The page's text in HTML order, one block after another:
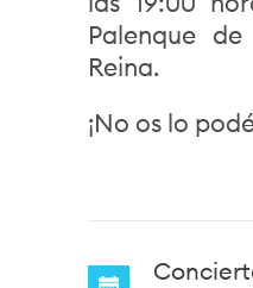
Palenque
Reina.
¡No os lo